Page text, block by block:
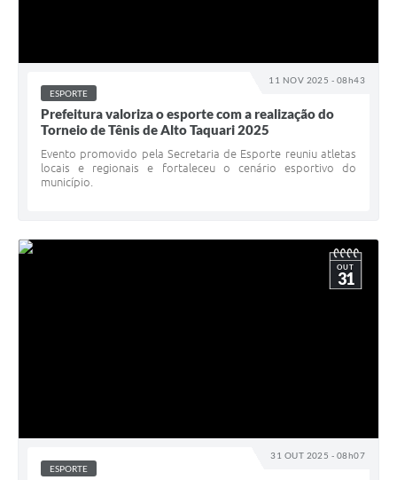
11 NOV 2025 - 08h43
ESPORTE
Prefeitura valoriza o esporte com a realização do
Torneio de Tênis de Alto Taquari 2025
Evento promovido pela Secretaria de Esporte reuniu atletas
locais e regionais e fortaleceu o cenário esportivo do
município.
31 OUT 2025 - 08h07
OUT
31
ESPORTE